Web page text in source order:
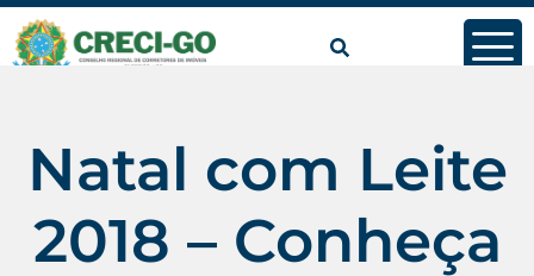
conteúdo
Natal com Leite
2018 – Conheça